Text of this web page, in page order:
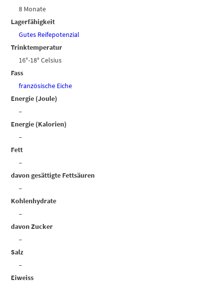
8 Monate
Lagerfähigkeit
Gutes Reifepotenzial
Trinktemperatur
16°-18° Celsius
Fass
französische Eiche
Energie (Joule)
–
Energie (Kalorien)
–
Fett
–
davon gesättigte Fettsäuren
–
Kohlenhydrate
–
davon Zucker
–
Salz
–
Eiweiss